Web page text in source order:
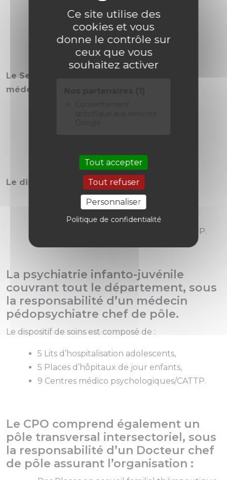
Ce site utilise des
cookies et vous
donne le contrôle sur
ceux que vous
souhaitez activer
Tout accepter
Tout refuser
Personnaliser
Politique de confidentialité
La Ferté Macé,
Argentan.
Le Secteur EST sous la responsabilité d’un
médecin psychiatre chef de pôle :
Le dispositif de soins est composé de :
142 Lits d’hospitalisation,
63 Places d’hôpitaux de jour,
8 Centres médico psychologiques/CATTP.
La psychiatrie infanto-juvénile
couvrant tout le département, sous
la responsabilité d’un médecin
pédopsychiatre chef de pôle.
Le dispositif de soins est composé de :
5 Lits d’hospitalisation adolescents,
5 Places d’hôpitaux de jour enfants,
9 Centres médico psychologiques/CATTP.
Le CPO comprend également un
pôle transversal intersectoriel, sous
la responsabilité d’un Docteur chef
de pôle assurant l’organisation :